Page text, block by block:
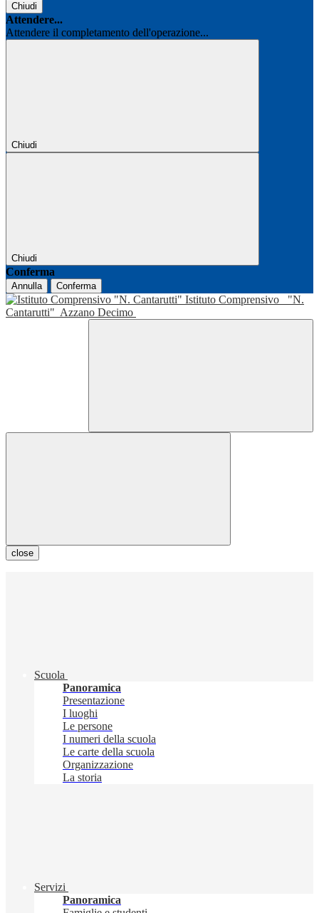
Chiudi
Attendere...
Attendere il completamento dell'operazione...
Chiudi
Chiudi
Conferma
Annulla Conferma
Istituto Comprensivo
"N.
Cantarutti" Azzano Decimo
close
Scuola
Panoramica
Presentazione
I luoghi
Le persone
I numeri della scuola
Le carte della scuola
Organizzazione
La storia
Servizi
Panoramica